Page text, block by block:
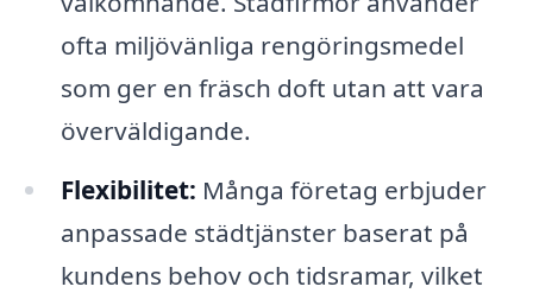
ofta miljövänliga rengöringsmedel
som ger en fräsch doft utan att vara
överväldigande.
Flexibilitet: Många företag erbjuder
anpassade städtjänster baserat på
kundens behov och tidsramar, vilket